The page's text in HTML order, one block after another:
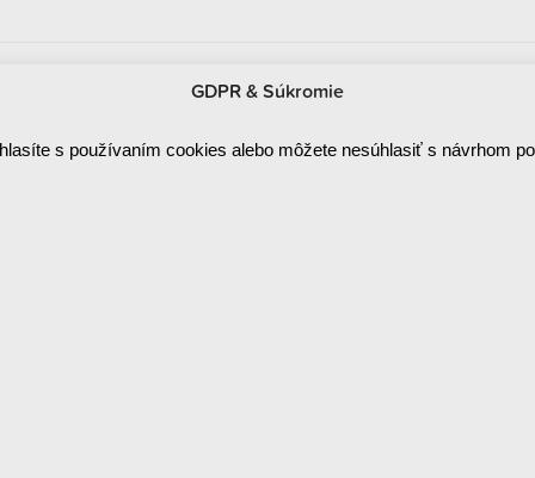
GDPR & Súkromie
s používaním cookies alebo môžete nesúhlasiť s návrhom